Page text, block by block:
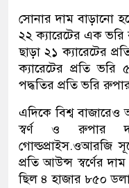
সোনার দাম বাড়ানো
২২ ক্যারেটের এক
ছাড়া ২১ ক্যারেটের
ক্যারেটের প্রতি
পদ্ধতির প্রতি ভরি
এদিকে বিশ্ব
স্বর্ণ ও রুপার
গোল্ডপ্রাইস.ওআরজি
প্রতি আউন্স স্বর্ণের
ছিল ৪ হাজার ৮৫০